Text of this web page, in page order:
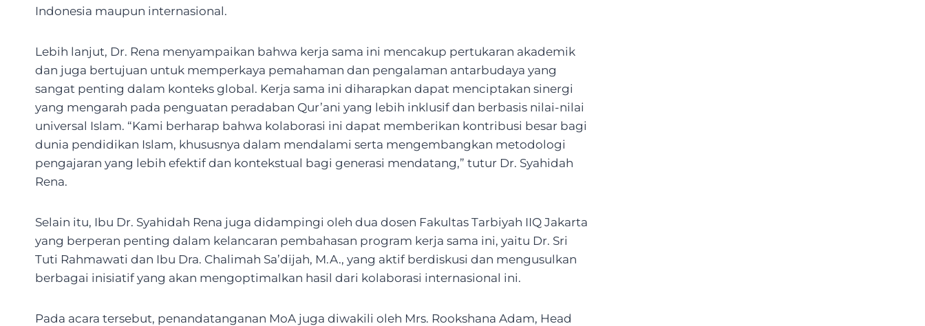
Indonesia maupun internasional.
Lebih lanjut, Dr. Rena menyampaikan bahwa kerja sama ini mencakup pertukaran akademik
dan juga bertujuan untuk memperkaya pemahaman dan pengalaman antarbudaya yang
sangat penting dalam konteks global. Kerja sama ini diharapkan dapat menciptakan sinergi
yang mengarah pada penguatan peradaban Qur’ani yang lebih inklusif dan berbasis nilai-nilai
universal Islam. “Kami berharap bahwa kolaborasi ini dapat memberikan kontribusi besar bagi
dunia pendidikan Islam, khususnya dalam mendalami serta mengembangkan metodologi
pengajaran yang lebih efektif dan kontekstual bagi generasi mendatang,” tutur Dr. Syahidah
Rena.
Selain itu, Ibu Dr. Syahidah Rena juga didampingi oleh dua dosen Fakultas Tarbiyah IIQ Jakarta
yang berperan penting dalam kelancaran pembahasan program kerja sama ini, yaitu Dr. Sri
Tuti Rahmawati dan Ibu Dra. Chalimah Sa’dijah, M.A., yang aktif berdiskusi dan mengusulkan
berbagai inisiatif yang akan mengoptimalkan hasil dari kolaborasi internasional ini.
Pada acara tersebut, penandatanganan MoA juga diwakili oleh Mrs. Rookshana Adam, Head